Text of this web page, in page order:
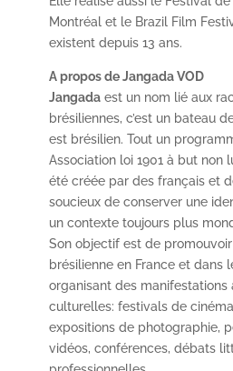
Montréal et le Brazil Film
existent depuis 13 ans.
A propos de Jangada VOD
Jangadaest un nom lié aux
brésiliennes, c’est un bateau
est brésilien. Tout un
Association loi 1901 à but non
été créée par des français et
soucieux de conserver une
un contexte toujours plus
Son objectif est de
brésilienne en France et dans
organisant des manifestations
culturelles: festivals de
expositions de photographie,
vidéos, conférences, débats